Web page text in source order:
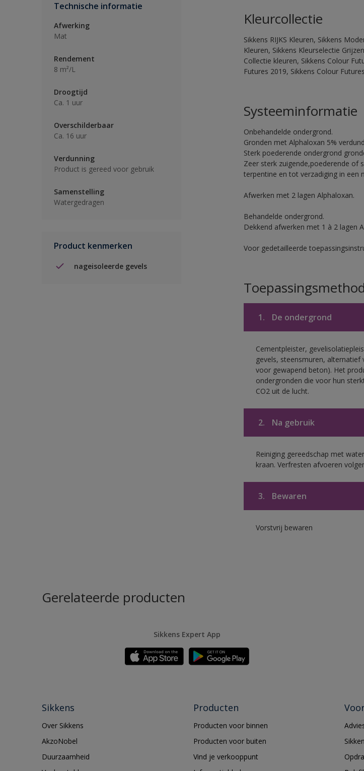
Technische informatie
Afwerking
Mat
Rendement
8 m²/L
Droogtijd
Ca. 1 uur
Overschilderbaar
Ca. 16 uur
Verdunning
Product is gereed voor gebruik
Samenstelling
Watergedragen
Product kenmerken
nageisoleerde gevels
Kleurcollectie
Sikkens RIJKS Kleuren, Sikkens
Kleuren, Sikkens Kleurselectie
Collectie kleuren, Sikkens Colour
Futures 2019, Sikkens Colour
Systeeminformatie
Onbehandelde ondergrond.
Gronden met Alphaloxan 5%
Sterk poederende ondergrond
Zeer sterk zuigende,poederende of
terpentine en tot verzadiging in een
Afwerken met 2 lagen Alphaloxan.
Behandelde ondergrond.
Dekkend afwerken met 1 à 2 lagen
Voor gedetailleerde
1. De ondergrond
Cementpleister,
gevels, steensmuren,
voor gewapend beton). Het
ondergronden die voor hun
CO2 uit de lucht.
2. Na gebruik
Reiniging gereedschap met
kraan. Verfresten afvoeren
3. Bewaren
Vorstvrij bewaren
Gerelateerde producten
Sikkens Expert App
Sikkens
Over Sikkens
AkzoNobel
Duurzaamheid
Producten
Producten voor binnen
Producten voor buiten
Vind je verkooppunt